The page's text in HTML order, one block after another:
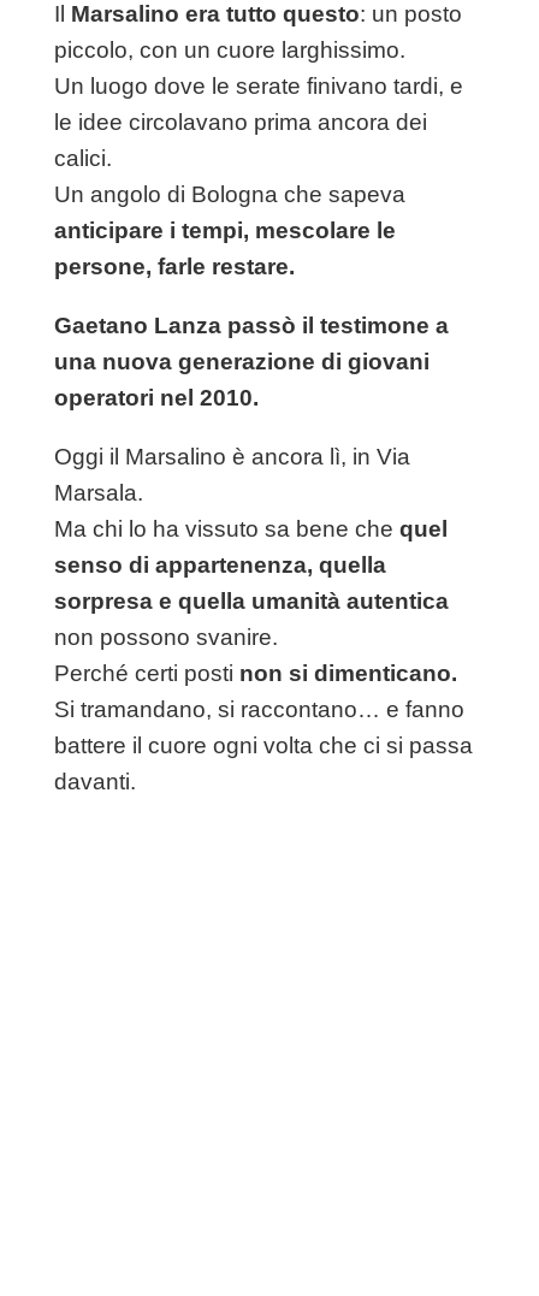
Il Marsalino era tutto questo: un posto
piccolo, con un cuore larghissimo.
Un luogo dove le serate finivano tardi, e
le idee circolavano prima ancora dei
calici.
Un angolo di Bologna che sapeva
anticipare i tempi, mescolare le
persone, farle restare.
Gaetano Lanza passò il testimone a
una nuova generazione di giovani
operatori nel 2010.
Oggi il Marsalino è ancora lì, in Via
Marsala.
Ma chi lo ha vissuto sa bene che quel
senso di appartenenza, quella
sorpresa e quella umanità autentica
non possono svanire.
Perché certi posti non si dimenticano.
Si tramandano, si raccontano… e fanno
battere il cuore ogni volta che ci si passa
davanti.